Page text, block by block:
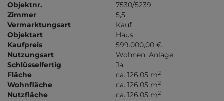
Objektnr.
7530/5239
Zimmer
5,5
Vermarktungsart
Kauf
Objektart
Haus
Kaufpreis
599.000,00 €
Nutzungsart
Wohnen Anlage
Schlüsselfertig
Ja
Fläche
ca. 126,05 m2
Wohnfläche ca. 126,05 m2
Nutzfläche ca. 126,05 m2